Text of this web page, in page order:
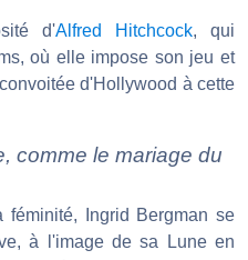
d'Alfred Hitchcock, qui
où elle impose son jeu et
d'Hollywood à cette
comme le mariage du
Ingrid Bergman se
à l'image de sa Lune en